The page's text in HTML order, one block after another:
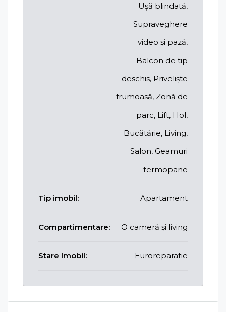
Ușă blindată,
Supraveghere
video și pază,
Balcon de tip
deschis, Priveliște
frumoasă, Zonă de
parc, Lift, Hol,
Bucătărie, Living,
Salon, Geamuri
termopane
Tip imobil: Apartament
Compartimentare: O cameră și living
Stare Imobil: Euroreparatie